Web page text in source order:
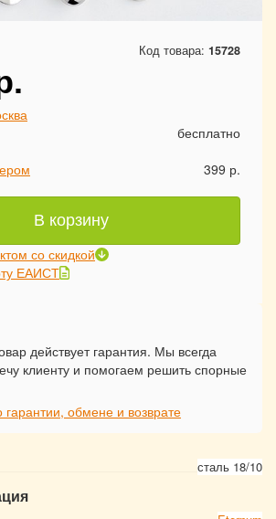
сталь 18/10
Код товара: 15728
бесплатно
399 р.
В корзину
со скидкой
ЕАИСТ
действует гарантия. Мы всегда
клиенту и помогаем решить спорные
обмене и возврате